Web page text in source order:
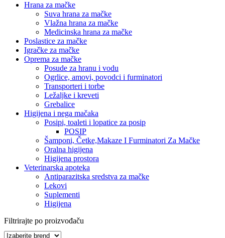
Hrana za mačke
Suva hrana za mačke
Vlažna hrana za mačke
Medicinska hrana za mačke
Poslastice za mačke
Igračke za mačke
Oprema za mačke
Posude za hranu i vodu
Ogrlice, amovi, povodci i furminatori
Transporteri i torbe
Ležaljke i kreveti
Grebalice
Higijena i nega mačaka
Posipi, toaleti i lopatice za posip
POSIP
Šamponi, Četke,Makaze I Furminatori Za Mačke
Oralna higijena
Higijena prostora
Veterinarska apoteka
Antiparazitska sredstva za mačke
Lekovi
Suplementi
Higijena
Filtrirajte po proizvođaču